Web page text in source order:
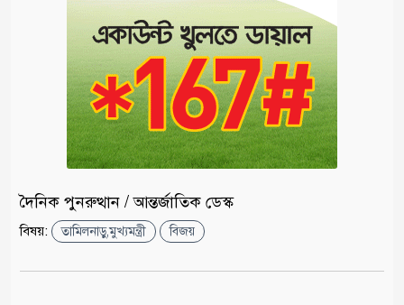
দৈনিক পুনরুত্থান / আন্তর্জাতিক ডেস্ক
বিষয়: তামিলনাড়ু,মুখ্যমন্ত্রী বিজয়